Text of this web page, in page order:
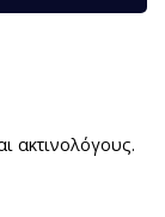
ακτινολόγους.